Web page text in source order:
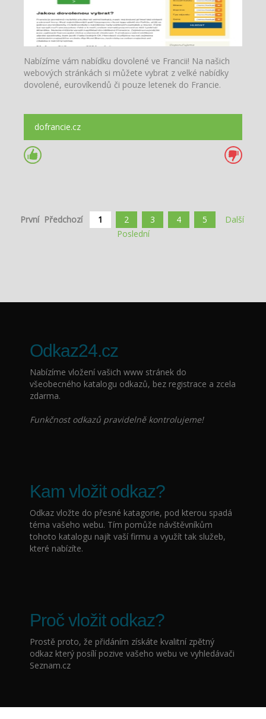
Nabízíme vám nabídku dovolené ve Francii! Na našich
webových stránkách si můžete vybrat z velké nabídky
dovolené, eurovíkendů či pouze letenek do Francie.
dofrancie.cz
První Předchozí 1 2 3 4 5
Další
Poslední
Odkaz24.cz
Nabízíme vložení vašich www stránek do
všeobecného katalogu odkazů, bez registrace a zcela
zdarma.
Funkčnost odkazů pravidelně kontrolujeme!
Kam vložit odkaz?
Odkaz vložte do přesné katagorie, pod kterou spadá
téma vašeho webu. Tím pomůže návštěvníkům
tohoto katalogu najít vaší firmu a využít tak služeb,
které nabízíte.
Proč vložit odkaz?
Prostě proto, že přidáním získáte kvalitní zpětný
odkaz který posílí pozive vašeho webu ve vyhledávači
Seznam.cz